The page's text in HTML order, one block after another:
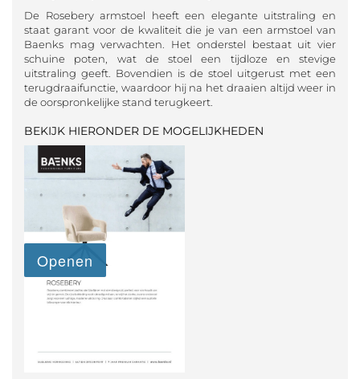
De Rosebery armstoel heeft een elegante uitstraling en
staat garant voor de kwaliteit die je van een armstoel van
Baenks mag verwachten. Het onderstel bestaat uit vier
schuine poten, wat de stoel een tijdloze en stevige
uitstraling geeft. Bovendien is de stoel uitgerust met een
terugdraaifunctie, waardoor hij na het draaien altijd weer in
de oorspronkelijke stand terugkeert.
BEKIJK HIERONDER DE MOGELIJKHEDEN